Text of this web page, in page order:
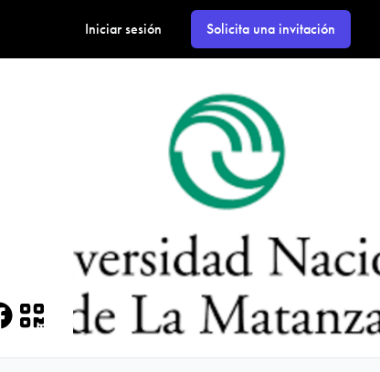
Iniciar sesión Solicita una invitación
Facebook